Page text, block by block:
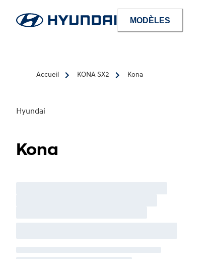
MODÈLES
Accueil KONA SX2 Kona
Hyundai
Kona